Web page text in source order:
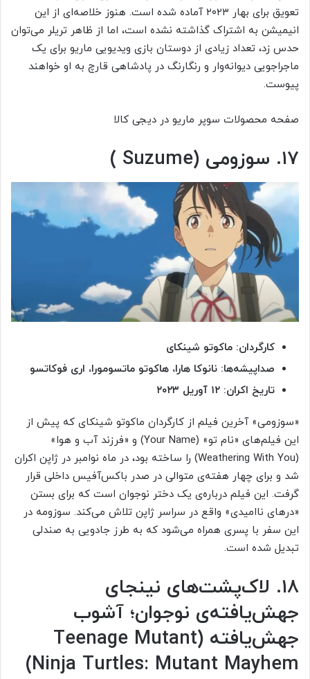
تعویق برای بهار ۲۰۲۳ آماده شده است. هنوز خلاصه‌ای از این
انیمیشن به اشتراک گذاشته نشده است، اما از ظاهر تریلر می‌توان
حدس زد، تعداد زیادی از دوستان بازی ویدیویی ماریو برای یک
ماجراجویی دیوانه‌وار و رنگارنگ در پادشاهی قارچ به او خواهند
پیوست.
صفحه محصولات سوپر ماریو در دیجی کالا
۱۷. سوزومی (Suzume )
کارگردان: ماکوتو شینکای
صداپیشه‌ها: نانوکا هارا، هاکوتو ماتسومورا، اری فوکاتسو
تاریخ اکران: ۱۲ آوریل ۲۰۲۳
«سوزومی» آخرین فیلم از کارگردان ماکوتو شینکای که پیش از
این فیلم‌های «نام تو» (Your Name) و «فرزند آب و هوا»
(Weathering With You) را ساخته بود، در ماه نوامبر در ژاپن اکران
شد و برای چهار هفته‌ی متوالی در صدر باکس‌آفیس داخلی قرار
گرفت. این فیلم درباره‌ی یک دختر نوجوان است که برای بستن
«درهای ناامیدی» واقع در سراسر ژاپن تلاش می‌کند. سوزومه در
این سفر با پسری همراه می‌شود که به طرز جادویی به صندلی
تبدیل شده است.
۱۸. لاک‌پشت‌های نینجای
جهش‌یافته‌ی نوجوان؛ آشوب
جهش‌یافته (Teenage Mutant
Ninja Turtles: Mutant Mayhem)